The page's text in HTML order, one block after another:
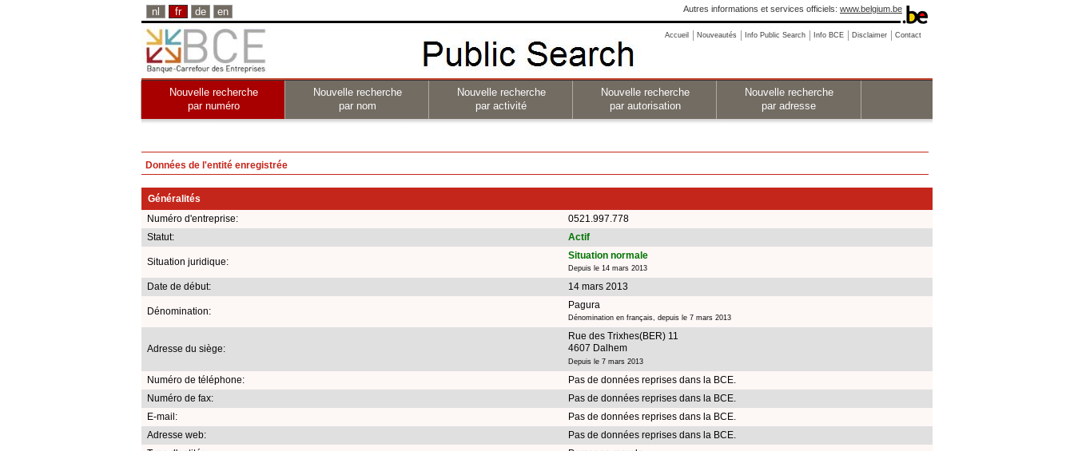
nl fr de en Autres informations et services officiels: www.belgium.be
Accueil Nouveautés Info Public Search Info BCE Disclaimer Contact
Nouvelle recherche
par numéro
Nouvelle recherche
par nom
Nouvelle recherche
par activité
Nouvelle recherche
par autorisation
Nouvelle recherche
par adresse
Données de l'entité enregistrée
Généralités
Numéro d'entreprise:
0521.997.778
Statut:
Actif
Situation juridique:
Situation normale
Depuis le 14 mars 2013
Date de début: 14 mars 2013
Dénomination:
Pagura
Dénomination en français, depuis le 7 mars 2013
Adresse du siège:
Rue des Trixhes(BER) 11
4607 Dalhem
Depuis le 7 mars 2013
Numéro de téléphone:
Pas de données reprises dans la BCE.
Numéro de fax:
Pas de données reprises dans la BCE.
E-mail:
Pas de données reprises dans la BCE.
Adresse web:
Pas de données reprises dans la BCE.